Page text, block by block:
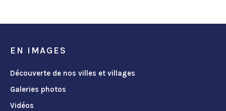
EN IMAGES
Découverte de nos villes et villages
Galeries photos
Vidéos